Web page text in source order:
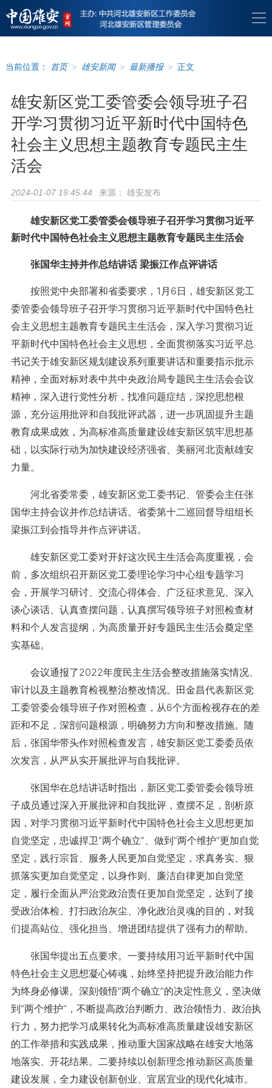
当前位置： 首页 > 雄安新闻 > 最新播报 > 正文
雄安新区党工委管委会领导班子召
开学习贯彻习近平新时代中国特色
社会主义思想主题教育专题民主生
活会
2024-01-07 19:45:44 来源： 雄安发布
雄安新区党工委管委会领导班子召开学习贯彻习近平
新时代中国特色社会主义思想主题教育专题民主生活会
张国华主持并作总结讲话 梁振江作点评讲话
按照党中央部署和省委要求，1月6日，雄安新区党工
委管委会领导班子召开学习贯彻习近平新时代中国特色社
会主义思想主题教育专题民主生活会，深入学习贯彻习近
平新时代中国特色社会主义思想，全面贯彻落实习近平总
书记关于雄安新区规划建设系列重要讲话和重要指示批示
精神，全面对标对表中共中央政治局专题民主生活会会议
精神，深入进行党性分析，找准问题症结，深挖思想根
源，充分运用批评和自我批评武器，进一步巩固提升主题
教育成果成效，为高标准高质量建设雄安新区筑牢思想基
础，以实际行动为加快建设经济强省、美丽河北贡献雄安
力量。
河北省委常委，雄安新区党工委书记、管委会主任张
国华主持会议并作总结讲话。省委第十二巡回督导组组长
梁振江到会指导并作点评讲话。
雄安新区党工委对开好这次民主生活会高度重视，会
前，多次组织召开新区党工委理论学习中心组专题学习
会，开展学习研讨、交流心得体会、广泛征求意见、深入
谈心谈话、认真查摆问题，认真撰写领导班子对照检查材
料和个人发言提纲，为高质量开好专题民主生活会奠定坚
实基础。
会议通报了2022年度民主生活会整改措施落实情况、
审计以及主题教育检视整治整改情况。田金昌代表新区党
工委管委会领导班子作对照检查，从6个方面检视存在的差
距和不足，深剖问题根源，明确努力方向和整改措施。随
后，张国华带头作对照检查发言，雄安新区党工委委员依
次发言，从严从实开展批评与自我批评。
张国华在总结讲话时指出，新区党工委管委会领导班
子成员通过深入开展批评和自我批评，查摆不足，剖析原
因，对学习贯彻习近平新时代中国特色社会主义思想更加
自觉坚定，忠诚捍卫“两个确立”、做到“两个维护”更加自觉
坚定，践行宗旨、服务人民更加自觉坚定，求真务实、狠
抓落实更加自觉坚定，以身作则、廉洁自律更加自觉坚
定，履行全面从严治党政治责任更加自觉坚定，达到了接
受政治体检、打扫政治灰尘、净化政治灵魂的目的，对我
们提高站位、强化担当、增进团结提供了强有力的帮助。
张国华提出五点要求。一要持续用习近平新时代中国
特色社会主义思想凝心铸魂，始终坚持把提升政治能力作
为终身必修课。深刻领悟“两个确立”的决定性意义，坚决做
到“两个维护”，不断提高政治判断力、政治领悟力、政治执
行力，努力把学习成果转化为高标准高质量建设雄安新区
的工作举措和实践成果，推动重大国家战略在雄安大地落
地落实、开花结果。二要持续以创新理念推动新区高质量
建设发展，全力建设创新创业、宜居宜业的现代化城市。